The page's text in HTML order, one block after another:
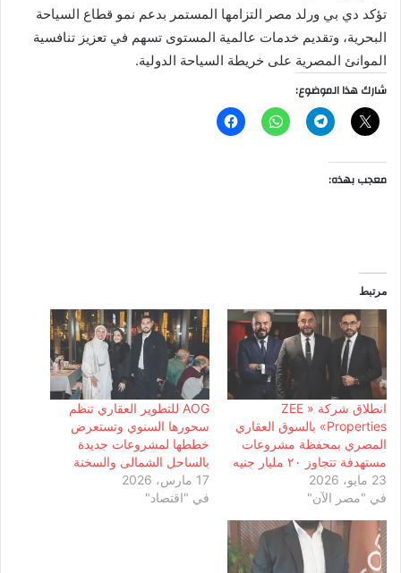
تؤكد دي بي ورلد مصر التزامها المستمر بدعم نمو قطاع السياحة
البحرية، وتقديم خدمات عالمية المستوى تسهم في تعزيز تنافسية
الموانئ المصرية على خريطة السياحة الدولية.
شارك هذا الموضوع:
معجب بهذه:
مرتبط
انطلاق شركة « ZEE
Properties» بالسوق العقاري
المصري بمحفظة مشروعات
مستهدفة تتجاوز ٢٠ مليار جنيه
23 مايو، 2026
في "مصر الآن"
‏AOG للتطوير العقاري تنظم
سحورها السنوي وتستعرض
خططها لمشروعات جديدة
بالساحل الشمالى والسخنة
17 مارس، 2026
في "اقتصاد"